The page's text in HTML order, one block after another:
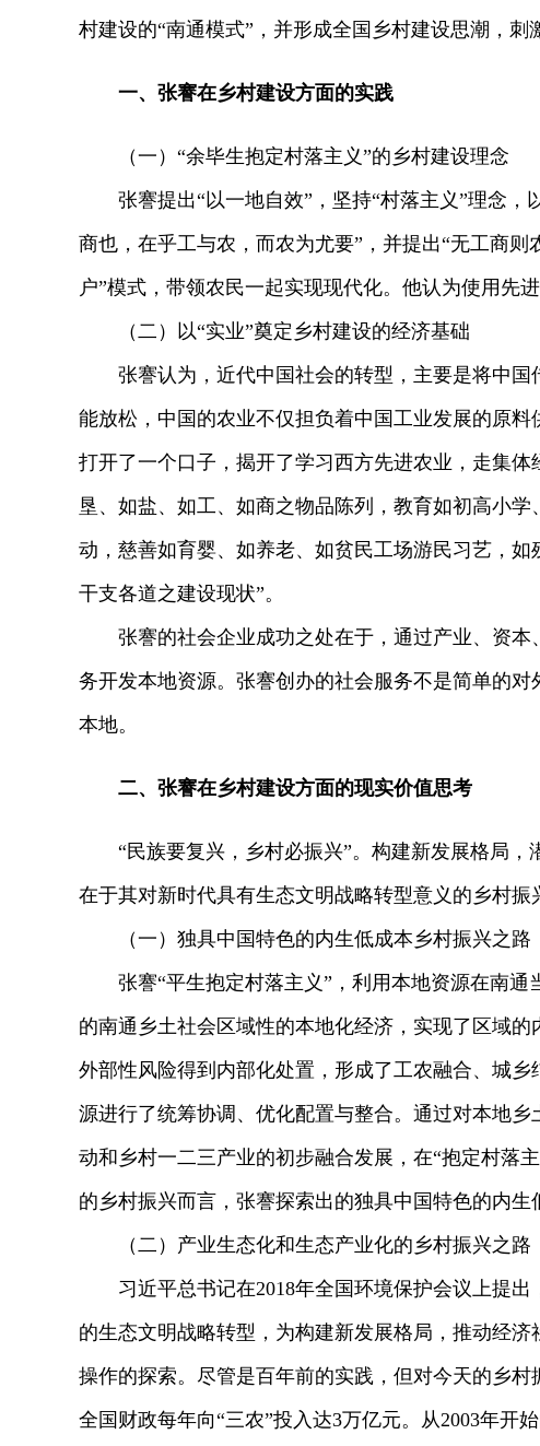
村建设的“南通模式”，并形成全国乡村建设思潮，
一、张謇在乡村建设方面的实践
（一）“余毕生抱定村落主义”的乡村建设理念
张謇提出“以一地自效”，坚持“村落主义”理念，
商也，在乎工与农，而农为尤要”，并提出“无工商
户”模式，带领农民一起实现现代化。他认为使用先
（二）以“实业”奠定乡村建设的经济基础
张謇认为，近代中国社会的转型，主要是将中国
能放松，中国的农业不仅担负着中国工业发展的原
打开了一个口子，揭开了学习西方先进农业，走集
垦、如盐、如工、如商之物品陈列，教育如初高小
动，慈善如育婴、如养老、如贫民工场游民习艺，
干支各道之建设现状”。
张謇的社会企业成功之处在于，通过产业、资本
务开发本地资源。张謇创办的社会服务不是简单的
本地。
二、张謇在乡村建设方面的现实价值思考
“民族要复兴，乡村必振兴”。构建新发展格局，
在于其对新时代具有生态文明战略转型意义的乡村振
（一）独具中国特色的内生低成本乡村振兴之路
张謇“平生抱定村落主义”，利用本地资源在南通
的南通乡土社会区域性的本地化经济，实现了区域
外部性风险得到内部化处置，形成了工农融合、城
源进行了统筹协调、优化配置与整合。通过对本地
动和乡村一二三产业的初步融合发展，在“抱定村落
的乡村振兴而言，张謇探索出的独具中国特色的内
（二）产业生态化和生态产业化的乡村振兴之路
习近平总书记在2018年全国环境保护会议上提出
的生态文明战略转型，为构建新发展格局，推动经
操作的探索。尽管是百年前的实践，但对今天的乡
全国财政每年向“三农”投入达3万亿元。从2003年开